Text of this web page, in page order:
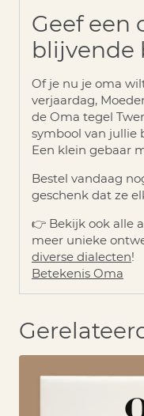
Geef een
blijvende
Of je nu je oma
verjaardag,
de Oma tegel
symbool van jullie
Een klein gebaar
Bestel vandaag
geschenk dat ze
👉 Bekijk ook alle
meer unieke
diverse dialecten!
Betekenis Oma